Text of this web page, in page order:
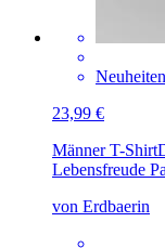
Neuheiten
23,99 €
Männer T-Shirt
Lebensfreude
von Erdbaerin